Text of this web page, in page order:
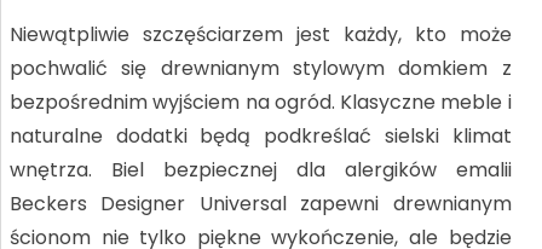
Niewątpliwie szczęściarzem jest każdy, kto może
pochwalić się drewnianym stylowym domkiem z
bezpośrednim wyjściem na ogród. Klasyczne meble i
naturalne dodatki będą podkreślać sielski klimat
wnętrza. Biel bezpiecznej dla alergików emalii
Beckers Designer Universal zapewni drewnianym
ścionom nie tylko piękne wykończenie, ale będzie